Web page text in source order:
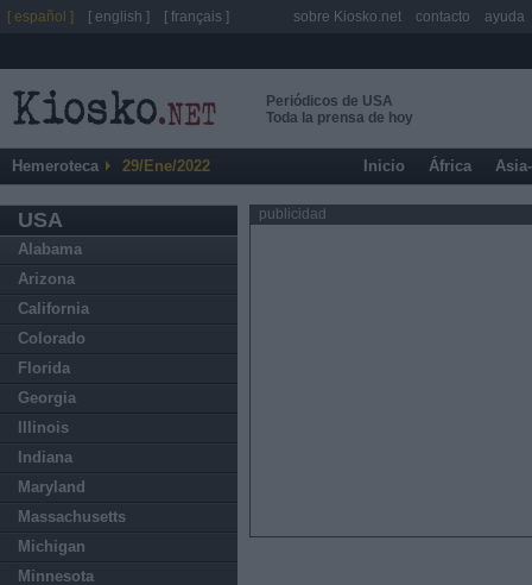
Periódicos de USA
Toda la prensa de hoy
Hemeroteca 29/Ene/2022 Inicio África
USA
Alabama
Arizona
California
Colorado
Florida
Georgia
Illinois
Indiana
Maryland
Massachusetts
Michigan
Minnesota
publicidad
[ español ] [ english ] [ français ] sobre Kiosko.net contacto ayuda